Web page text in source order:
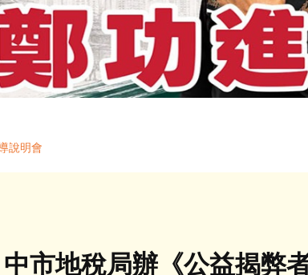
說明會
市地稅局辦《公益揭弊